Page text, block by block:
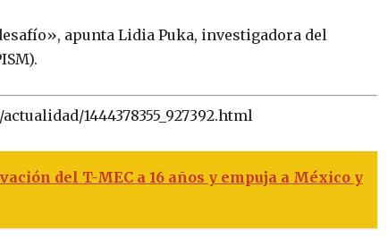
apunta Lidia Puka, investigadora del
1444378355_927392.html
del T-MEC a 16 años y empuja a México y